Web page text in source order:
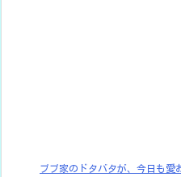
ブブ家のドタバタが、今日も愛